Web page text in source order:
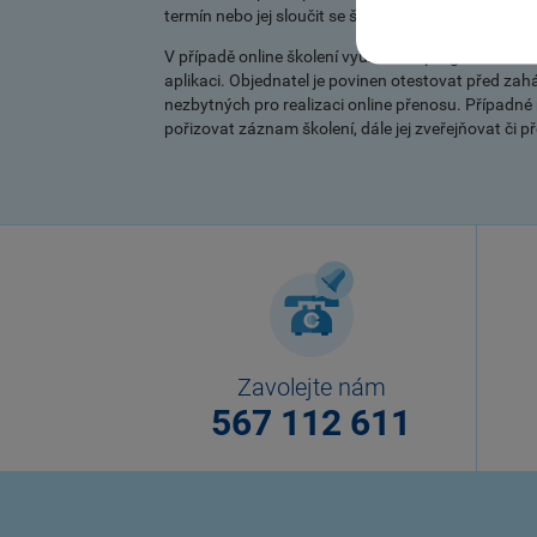
termín nebo jej sloučit se školením vypsaným na
V případě online školení využíváme program
aplikaci. Objednatel je povinen otestovat před
nezbytných pro realizaci online přenosu.
pořizovat záznam školení, dále jej zveřejňovat či
Zavolejte nám
567 112 611